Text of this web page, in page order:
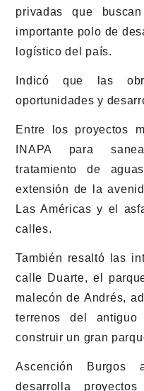
privadas que
importante polo de
logístico del país.
Indicó que las
oportunidades y
Entre los proyectos
INAPA para
tratamiento de
extensión de la
Las Américas y el
calles.
También resaltó las
calle Duarte, el
malecón de Andrés,
terrenos del
construir un gran
Ascención Burgos
desarrolla